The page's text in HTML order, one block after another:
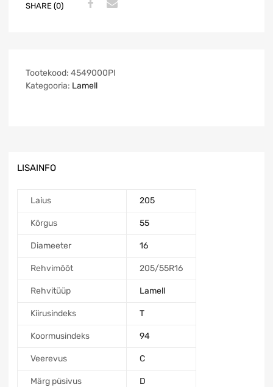
SHARE (0)
Tootekood: 4549000PI
Kategooria: Lamell
LISAINFO
Laius 205
Kõrgus 55
Diameeter 16
Rehvimõõt 205/55R16
Rehvitüüp Lamell
Kiirusindeks T
Koormusindeks 94
Veerevus C
Märg püsivus D